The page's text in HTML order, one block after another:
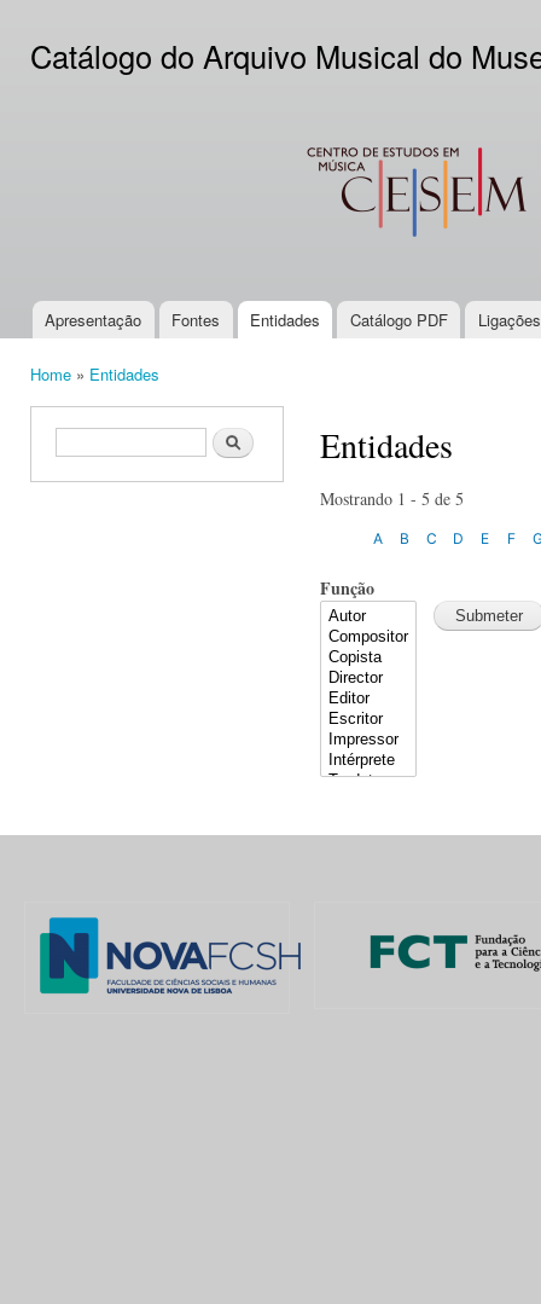
Catálogo do Arquivo Musical do
CESEM
Main menu
Apresentação Fontes Entidades Catálogo PDF
Home » Entidades
Search form Search Entidades
Mostrando 1 - 5 de 5
A B C D E F
Função